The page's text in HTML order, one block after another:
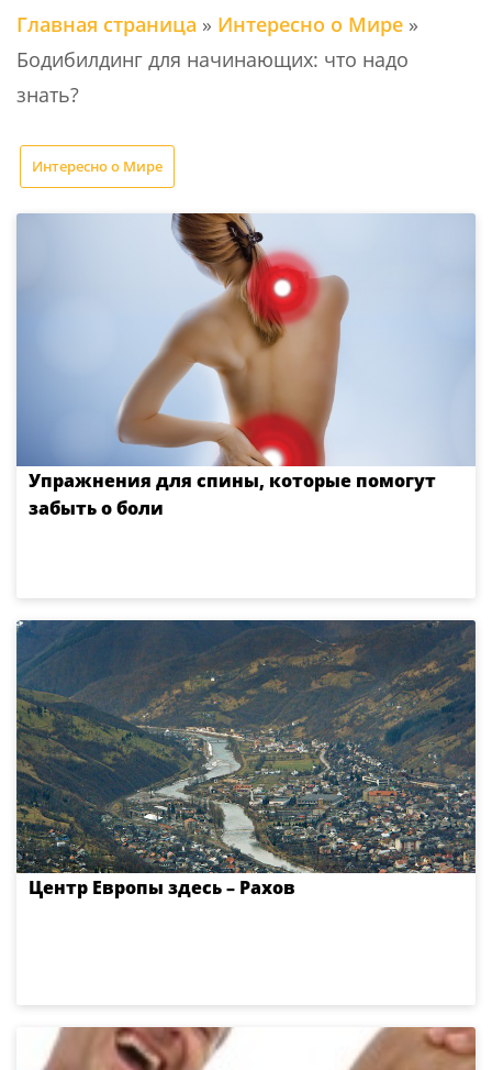
Главная страница » Интересно о Мире »
Бодибилдинг для начинающих: что надо
знать?
Интересно о Мире
Упражнения для спины, которые помогут
забыть о боли
Центр Европы здесь – Рахов